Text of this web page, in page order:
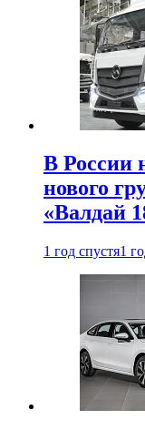
В России
нового
«Валдай
1 год спустя1